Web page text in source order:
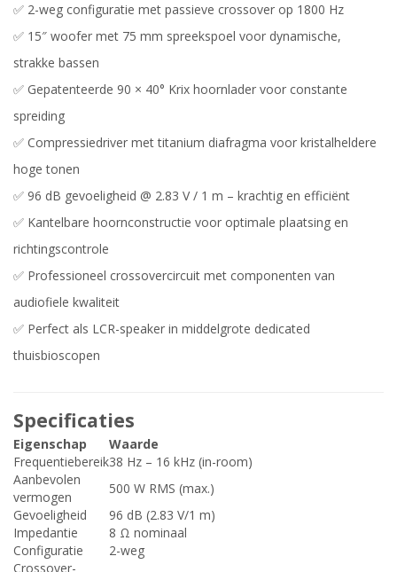
✅ 2-weg configuratie met passieve crossover op 1800 Hz
✅ 15″ woofer met 75 mm spreekspoel voor dynamische,
strakke bassen
✅ Gepatenteerde 90 × 40° Krix hoornlader voor constante
spreiding
✅ Compressiedriver met titanium diafragma voor kristalheldere
hoge tonen
✅ 96 dB gevoeligheid @ 2.83 V / 1 m – krachtig en efficiënt
✅ Kantelbare hoornconstructie voor optimale plaatsing en
richtingscontrole
✅ Professioneel crossovercircuit met componenten van
audiofiele kwaliteit
✅ Perfect als LCR-speaker in middelgrote dedicated
thuisbioscopen
Specificaties
Eigenschap
Waarde
Frequentiebereik38 Hz – 16 kHz (in-room)
Aanbevolen
vermogen
500 W RMS (max.)
Gevoeligheid
96 dB (2.83 V/1 m)
Impedantie
8 Ω nominaal
Configuratie
2-weg
Crossover-